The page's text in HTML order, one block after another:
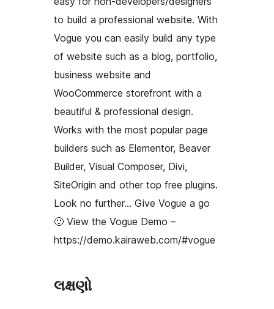
to build a professional website. With
Vogue you can easily build any type
of website such as a blog, portfolio,
business website and
WooCommerce storefront with a
beautiful & professional design.
Works with the most popular page
builders such as Elementor, Beaver
Builder, Visual Composer, Divi,
SiteOrigin and other top free plugins.
Look no further… Give Vogue a go
🙂 View the Vogue Demo –
https://demo.kairaweb.com/#vogue
લક્ષણો